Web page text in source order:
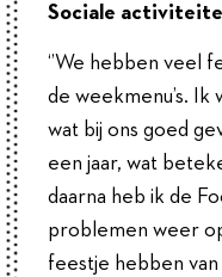
Sociale
‘’We hebben veel
de weekmenu’s. Ik
wat bij ons goed
een jaar, wat
daarna heb ik de
problemen weer
feestje hebben